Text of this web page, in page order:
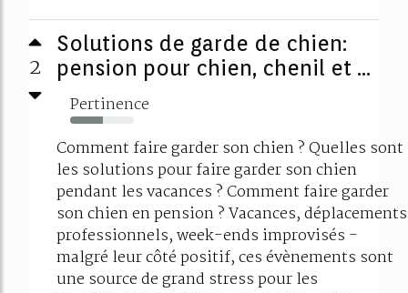
2
Solutions de garde de chien:
pension pour chien, chenil et ...
Pertinence
52%
Comment faire garder son chien ? Quelles sont
les solutions pour faire garder son chien
pendant les vacances ? Comment faire garder
son chien en pension ? Vacances, déplacements
professionnels, week-ends improvisés -
malgré leur côté positif, ces évènements sont
une source de grand stress pour les